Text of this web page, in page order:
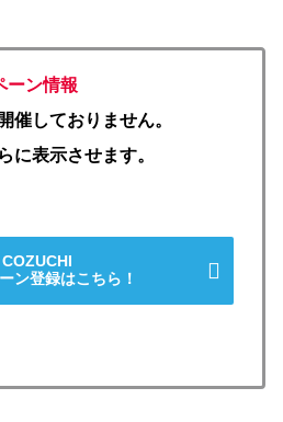
ーン情報
催しておりません。
に表示させます。
COZUCHI
ン登録はこちら！